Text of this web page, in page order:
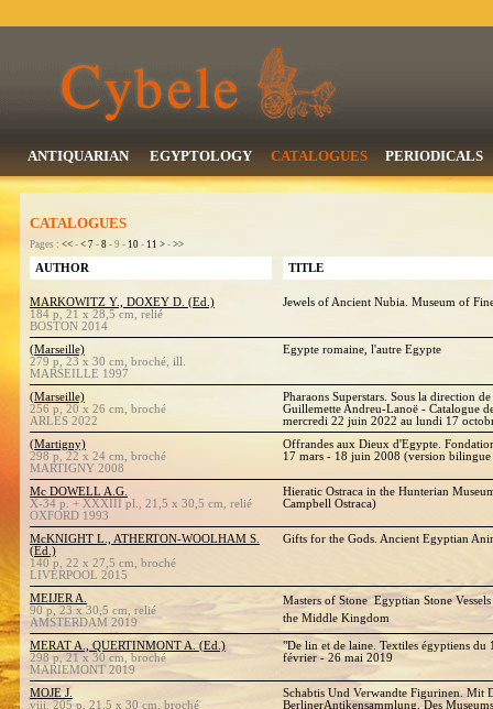
ANTIQUARIAN EGYPTOLOGY CATALOGUES PERIODICALS
CATALOGUES
Pages : << - < 7 - 8 - 9 - 10 - 11 > - >>
AUTHOR TITLE
MARKOWITZ Y., DOXEY D. (Ed.)
184 p, 21 x 28,5 cm, relié
BOSTON 2014
Jewels of Ancient Nubia. Museum of
(Marseille)
279 p, 23 x 30 cm, broché, ill.
MARSEILLE 1997
Egypte romaine, l'autre Egypte
(Marseille)
256 p, 20 x 26 cm, broché
ARLES 2022
Pharaons Superstars. Sous la direction
Guillemette Andreu-Lanoë - Catalogue
mercredi 22 juin 2022 au lundi 17
(Martigny)
298 p, 22 x 24 cm, broché
MARTIGNY 2008
Offrandes aux Dieux d'Egypte.
17 mars - 18 juin 2008 (version bilingue
Mc DOWELL A.G.
X-34 p. + XXXIII pl., 21,5 x 30,5 cm, relié
OXFORD 1993
Hieratic Ostraca in the Hunterian
Campbell Ostraca)
McKNIGHT L., ATHERTON-WOOLHAM S.
(Ed.)
140 p, 22 x 27,5 cm, broché
LIVERPOOL 2015
Gifts for the Gods. Ancient Egyptian
MEIJER A.
90 p, 23 x 30,5 cm, relié
AMSTERDAM 2019
Masters of Stone  Egyptian Stone
the Middle Kingdom
MERAT A., QUERTINMONT A. (Ed.)
298 p, 21 x 30 cm, broché
MARIEMONT 2019
"De lin et de laine. Textiles égyptiens du
février - 26 mai 2019
MOJE J.
viii, 205 p, 21,5 x 30 cm, broché
Schabtis Und Verwandte Figurinen. Mit
BerlinerAntikensammlung, Des